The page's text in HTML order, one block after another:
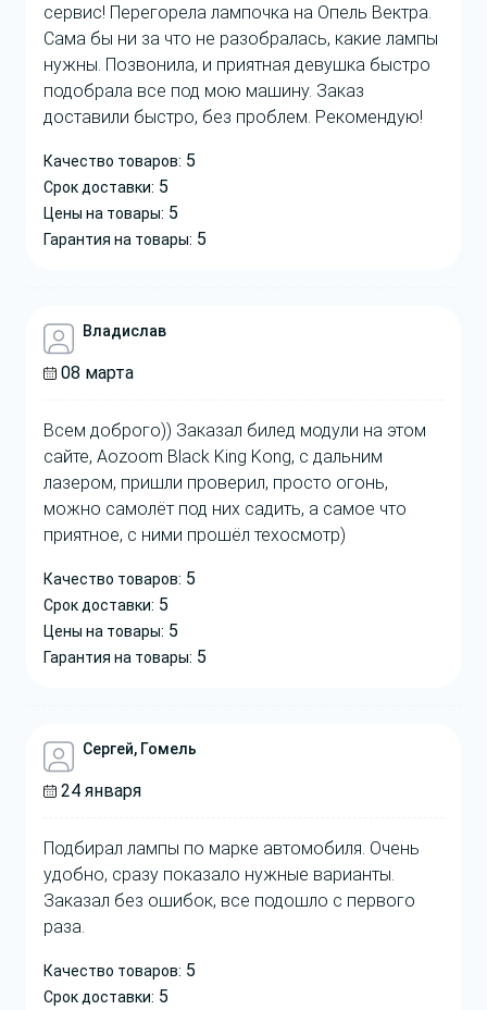
сервис! Перегорела лампочка на Опель Вектра.
Сама бы ни за что не разобралась, какие лампы
нужны. Позвонила, и приятная девушка быстро
подобрала все под мою машину. Заказ
доставили быстро, без проблем. Рекомендую!
Качество товаров: 5
Срок доставки: 5
Цены на товары: 5
Гарантия на товары: 5
Владислав
08 марта
Всем доброго)) Заказал билед модули на этом
сайте, Aozoom Black King Kong, с дальним
лазером, пришли проверил, просто огонь,
можно самолёт под них садить, а самое что
приятное, с ними прошёл техосмотр)
Качество товаров: 5
Срок доставки: 5
Цены на товары: 5
Гарантия на товары: 5
Сергей, Гомель
24 января
Подбирал лампы по марке автомобиля. Очень
удобно, сразу показало нужные варианты.
Заказал без ошибок, все подошло с первого
раза.
Качество товаров: 5
Срок доставки: 5